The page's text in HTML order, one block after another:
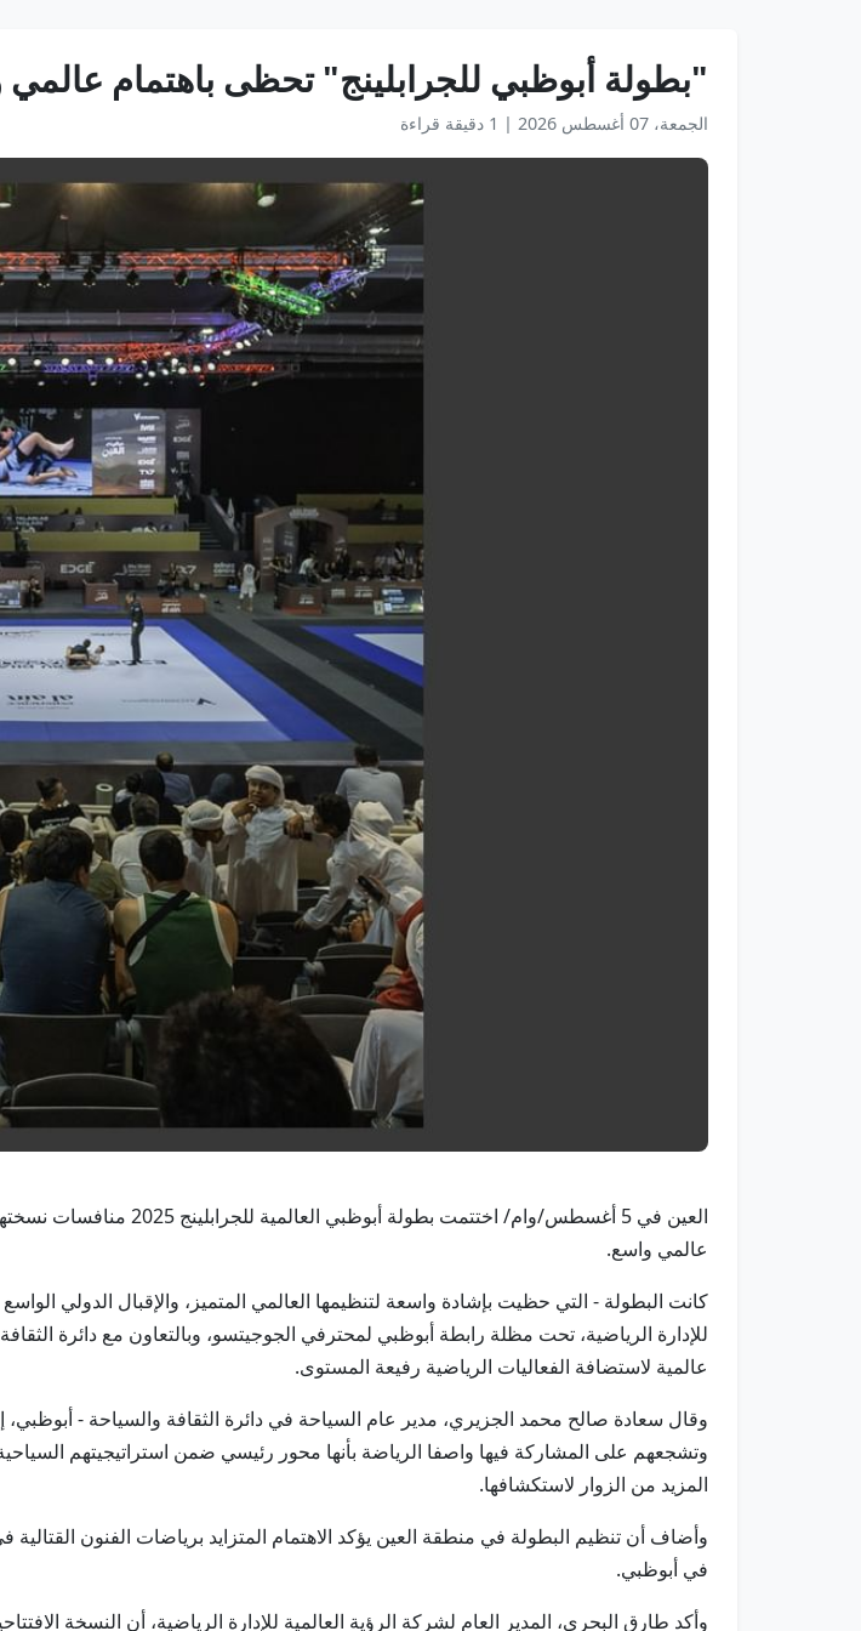
"بطولة أبوظبي للجرابلينج" تحظى باهتمام
الجمعة، 07 أغسطس 2026 | 1 دقيقة قراءة
عالمي واسع.
كانت البطولة - التي حظيت بإشادة واسعة لتنظيمها العالمي المتميز، والإقبال الدولي
للإدارة الرياضية، تحت مظلة رابطة أبوظبي لمحترفي الجوجيتسو، وبالتعاون مع دائرة
عالمية لاستضافة الفعاليات الرياضية رفيعة المستوى.
وقال سعادة صالح محمد الجزيري، مدير عام السياحة في دائرة الثقافة والسياحة - أبوظبي،
وتشجعهم على المشاركة فيها واصفا الرياضة بأنها محور رئيسي ضمن استراتيجيتهم
المزيد من الزوار لاستكشافها.
وأضاف أن تنظيم البطولة في منطقة العين يؤكد الاهتمام المتزايد برياضات الفنون
في أبوظبي.